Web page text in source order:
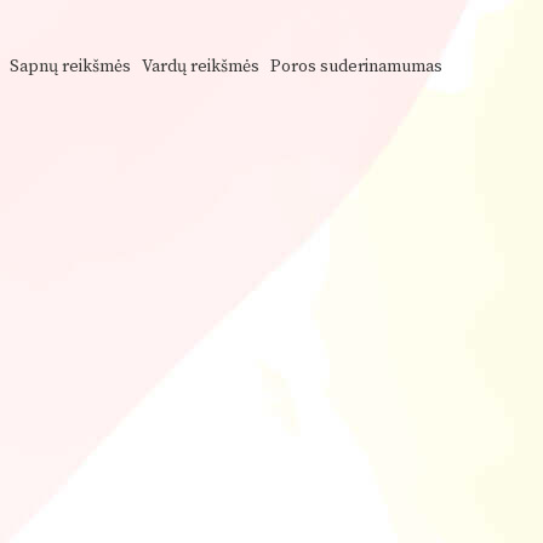
Sapnų reikšmės Vardų reikšmės Poros suderinamumas